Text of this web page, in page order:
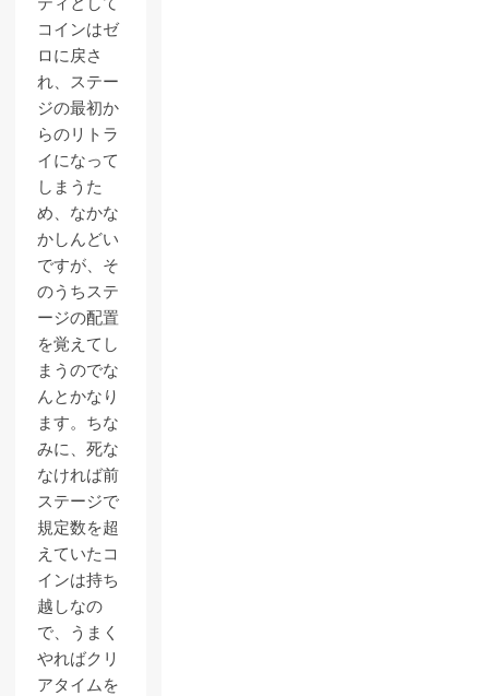
コインはゼ
ロに戻さ
れ、ステー
ジの最初か
らのリトラ
イになって
しまうた
め、なかな
かしんどい
ですが、そ
のうちステ
ージの配置
を覚えてし
まうのでな
んとかなり
ます。ちな
みに、死な
なければ前
ステージで
規定数を超
えていたコ
インは持ち
越しなの
で、うまく
やればクリ
アタイムを